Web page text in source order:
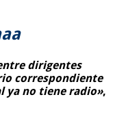
dirigentes
correspondiente
ya no tiene radio»,